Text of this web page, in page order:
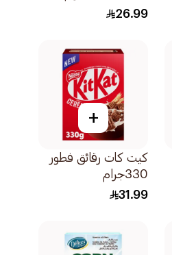
26.99
+
كيت كات رقائق فطور
330جرام
31.99